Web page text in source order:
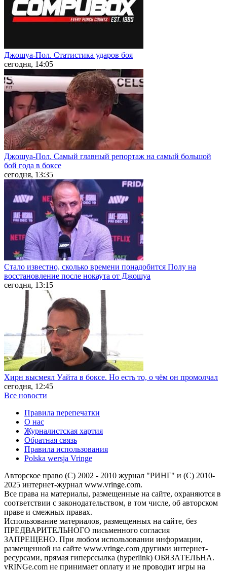
Джошуа-Пол. Статистика ударов боя
сегодня, 14:05
Джошуа-Пол. Самый главный репортаж на самый большой
бой года в боксе
сегодня, 13:35
Стало известно, сколько времени понадобится Полу на
восстановление после нокаута от Джошуа
сегодня, 13:15
Хирн высмеял Уайта в боксе. Но есть то, о чём он промолчал
сегодня, 12:45
Все новости
Правила перепечатки
О нас
Журналистская хартия
Обратная связь
Правила использования
Polska wersja Vringe
Авторское право (С) 2002 - 2010 журнал "РИНГ" и (С) 2010-
2025 интернет-журнал www.vringe.com.
Все права на материалы, размещенные на сайте, охраняются в
соответствии с законодательством, в том числе, об авторском
праве и смежных правах.
Использование материалов, размещенных на сайте, без
ПРЕДВАРИТЕЛЬНОГО письменного согласия
ЗАПРЕЩЕНО. При любом использовании информации,
размещенной на сайте www.vringe.com другими интернет-
ресурсами, прямая гиперссылка (hyperlink) ОБЯЗАТЕЛЬНА.
vRINGe.com не принимает оплату и не проводит игры на